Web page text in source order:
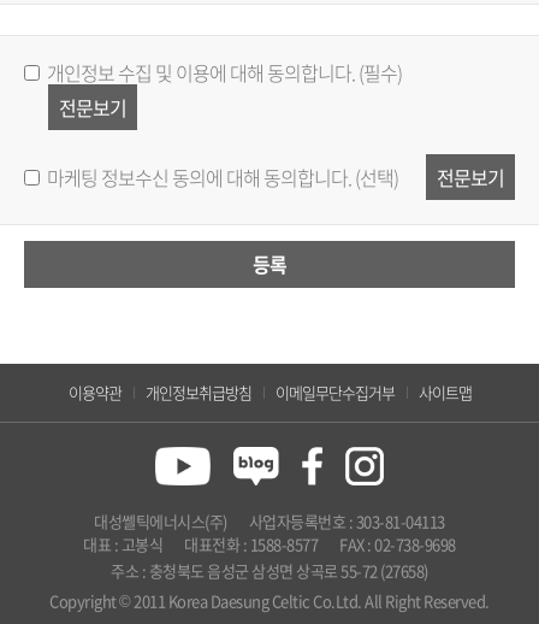
개인정보 수집 및 이용에 대해 동의합니다. (필수)
전문보기
마케팅 정보수신 동의에 대해 동의합니다. (선택) 전문보기
등록
이용약관 개인정보취급방침 이메일무단수집거부 사이트맵
대성쎌틱에너시스(주)
사업자등록번호 : 303-81-04113
대표 : 고봉식
대표전화 : 1588-8577
FAX : 02-738-9698
주소 : 충청북도 음성군 삼성면 상곡로 55-72 (27658)
Copyright © 2011 Korea Daesung Celtic Co.Ltd. All Right Reserved.